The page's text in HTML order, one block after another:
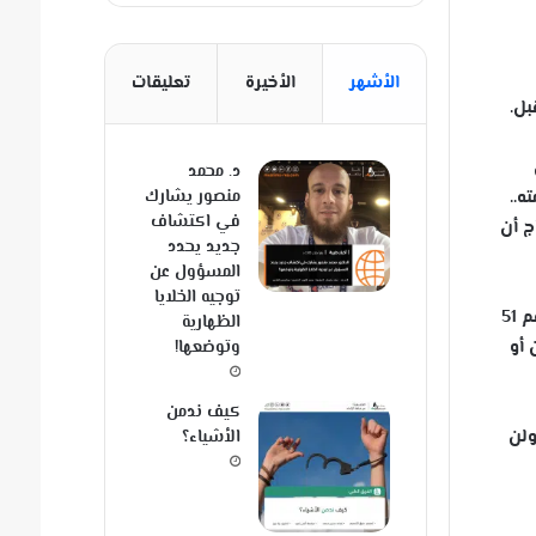
أن
من منا يعرف اليوم مثلا سيرة الخليفة عمر بن الخطاب في سياسة دولته وليس دسنه وعدله فقط ؟ (وقد تم اختياره الشخصية رقم 51
أو
الأشهر الأخيرة تعليقات
د. محمد
منصور يشارك
في اكتشاف
جديد يحدد
المسؤول عن
توجيه الخلايا
الظهارية
وتوضعها!
كيف ندمن
الأشياء؟